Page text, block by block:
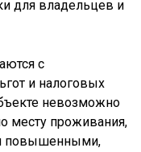
с
и налоговых
невозможно
месту проживания,
повышенными,